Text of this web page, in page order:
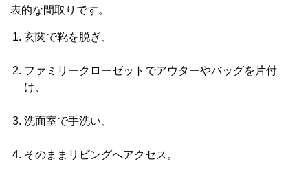
表的な間取りです。
玄関で靴を脱ぎ、
ファミリークローゼットでアウターやバッグを片付
け、
洗面室で手洗い、
そのままリビングへアクセス。